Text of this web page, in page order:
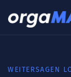
WEITERSAGEN